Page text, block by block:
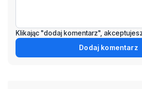
Klikając "dodaj komentarz",
Dodaj komentarz